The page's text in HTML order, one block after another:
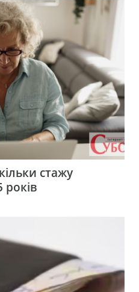
стажу
років